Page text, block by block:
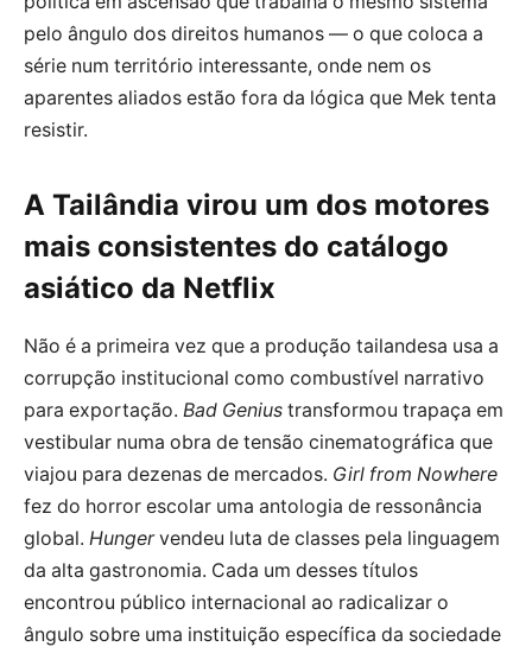
pelo ângulo dos direitos humanos — o que coloca a
série num território interessante, onde nem os
aparentes aliados estão fora da lógica que Mek tenta
resistir.
A Tailândia virou um dos motores
mais consistentes do catálogo
asiático da Netflix
Não é a primeira vez que a produção tailandesa usa a
corrupção institucional como combustível narrativo
para exportação. Bad Genius transformou trapaça em
vestibular numa obra de tensão cinematográfica que
viajou para dezenas de mercados. Girl from Nowhere
fez do horror escolar uma antologia de ressonância
global. Hungervendeu luta de classes pela linguagem
da alta gastronomia. Cada um desses títulos
encontrou público internacional ao radicalizar o
ângulo sobre uma instituição específica da sociedade